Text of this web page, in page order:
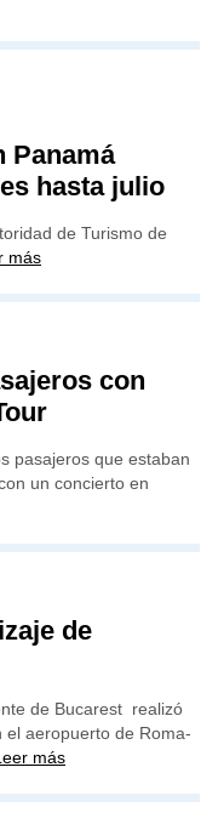
Panamá
hasta julio
de Turismo de
más
con
pasajeros que estaban
un concierto en
de
de Bucarest realizó
el aeropuerto de Roma-
más